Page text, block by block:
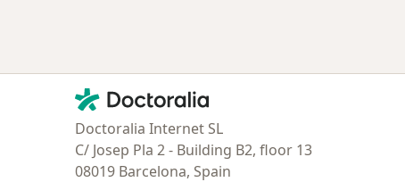
Contacto
Doctoralia - Página de inicio
Doctoralia Internet SL
C/ Josep Pla 2 - Building B2, floor 13
08019 Barcelona, Spain